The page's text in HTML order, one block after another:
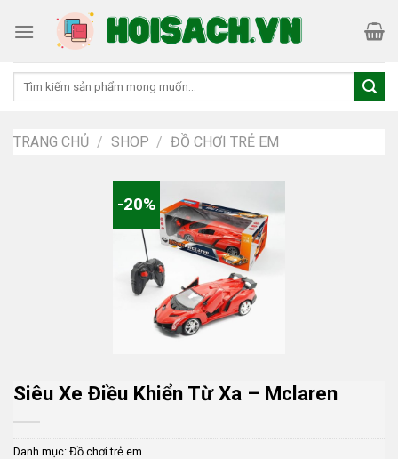
Tìm
TRANG CHỦ / SHOP / ĐỒ CHƠI TRẺ EM
-20%
Siêu Xe Điều Khiển Từ Xa – Mclaren
Danh mục: Đồ chơi trẻ em